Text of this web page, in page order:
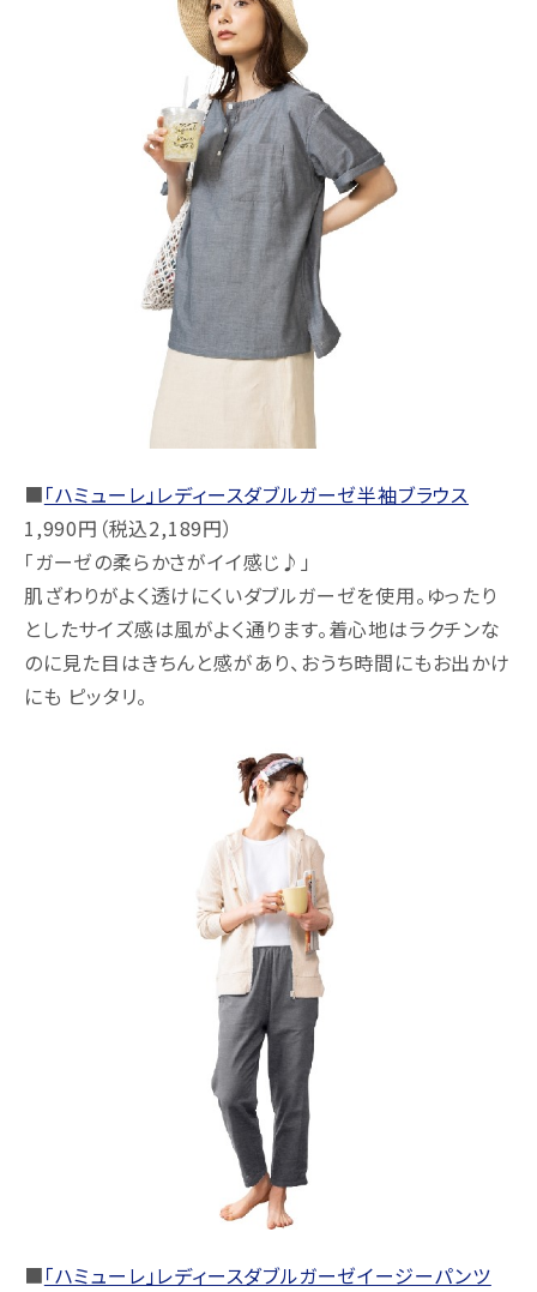
■「ハミューレ」レディースダブルガーゼ半袖ブラウス
1,990円（税込2,189円）
「ガーゼの柔らかさがイイ感じ♪」
肌ざわりがよく透けにくいダブルガーゼを使用。ゆったり
としたサイズ感は風がよく通ります。着心地はラクチンな
のに見た目はきちんと感があり、おうち時間にもお出かけ
にも ピッタリ。
■「ハミューレ」レディースダブルガーゼイージーパンツ